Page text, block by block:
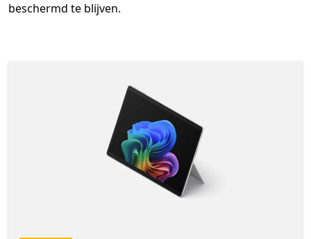
beschermd te blijven.